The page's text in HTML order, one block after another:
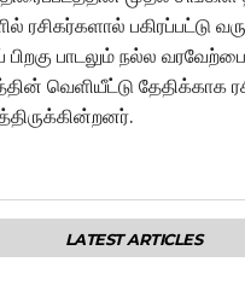
பகிரப்பட்டு
பிறகு பாடலும் நல்ல
வெளியீட்டு தேதிக்காக
LATEST ARTICLES